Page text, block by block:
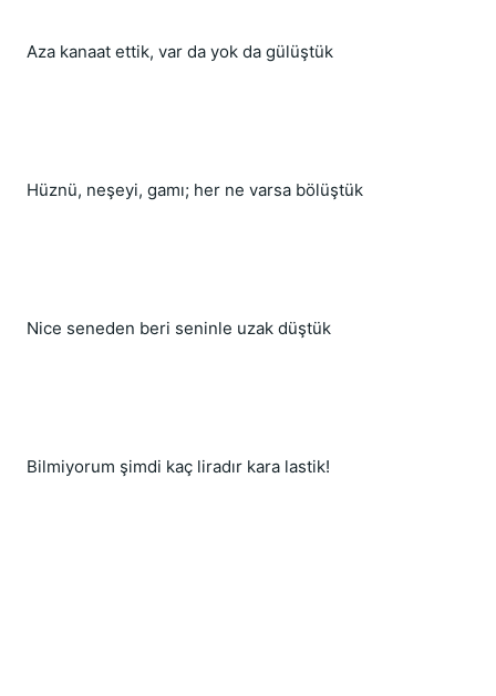
Aza kanaat ettik, var da yok da gülüştük
Hüznü, neşeyi, gamı; her ne varsa bölüştük
Nice seneden beri seninle uzak düştük
Bilmiyorum şimdi kaç liradır kara lastik!